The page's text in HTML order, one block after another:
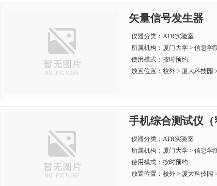
矢量信号发生器
仪器分类：ATR实验室
所属机构： 厦门大学 > 信息学
使用模式：按时预约
放置位置：校外 > 厦大科技园
手机综合测试仪（
仪器分类：ATR实验室
所属机构： 厦门大学 > 信息学
使用模式：按时预约
放置位置：校外 > 厦大科技园